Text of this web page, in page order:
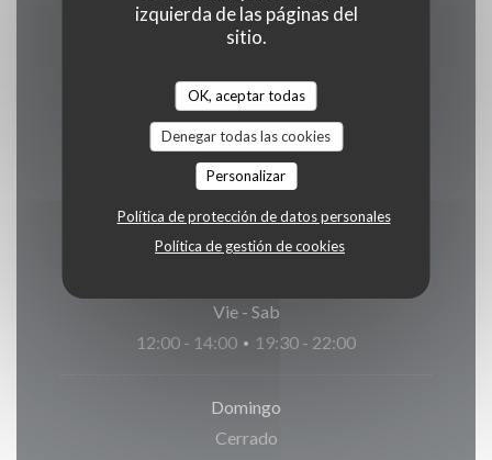
izquierda de las páginas del
sitio.
OK, aceptar todas
Denegar todas las cookies
Personalizar
Política de protección de datos personales
Política de gestión de cookies
Lunes
Cerrado
Mar- Jue
12:00 - 14:00 • 19:30 - 21:30
Vie- Sab
12:00 - 14:00 • 19:30 - 22:00
Domingo
Cerrado